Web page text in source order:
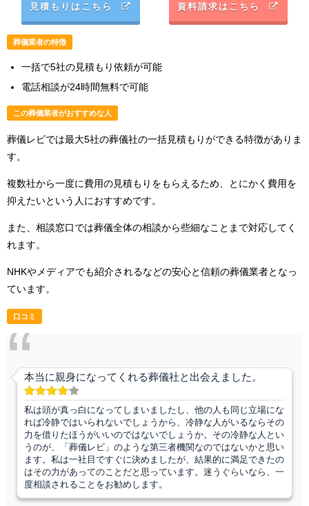
見積もりはこちら 資料請求はこちら
葬儀業者の特徴
一括で5社の見積もり依頼が可能
電話相談が24時間無料で可能
この葬儀業者がおすすめな人
葬儀レビでは最大5社の葬儀社の一括見積もりができる特徴がありま
す。
複数社から一度に費用の見積もりをもらえるため、とにかく費用を
抑えたいという人におすすめです。
また、相談窓口では葬儀全体の相談から些細なことまで対応してく
れます。
NHKやメディアでも紹介されるなどの安心と信頼の葬儀業者となっ
ています。
口コミ
本当に親身になってくれる葬儀社と出会えました。
私は頭が真っ白になってしまいましたし、他の人も同じ立場にな
れば冷静ではいられないでしょうから、冷静な人がいるならその
力を借りたほうがいいのではないでしょうか。その冷静な人とい
うのが、「葬儀レビ」のような第三者機関なのではないかと思い
ます。私は一社目ですぐに決めましたが、結果的に満足できたの
はその力があってのことだと思っています。迷うぐらいなら、一
度相談されることをお勧めします。